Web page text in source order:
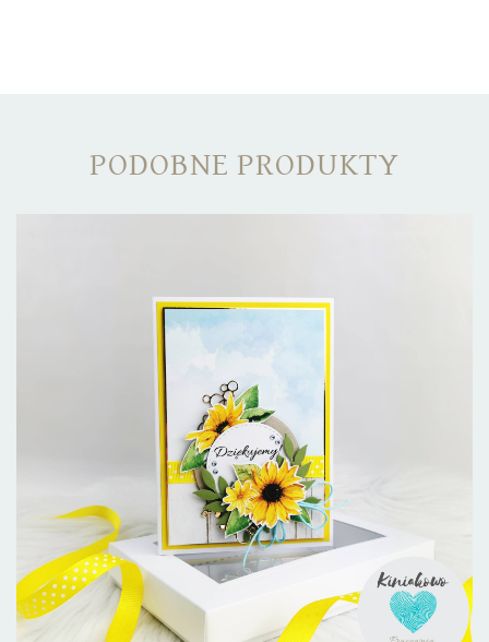
PODOBNE PRODUKTY